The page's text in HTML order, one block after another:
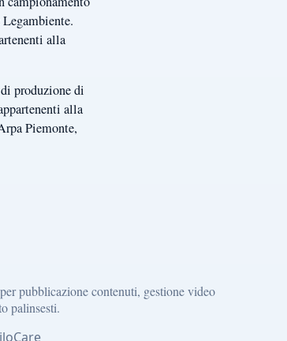
alla
produzione di
alla
Piemonte,
pubblicazione contenuti, gestione video
palinsesti.